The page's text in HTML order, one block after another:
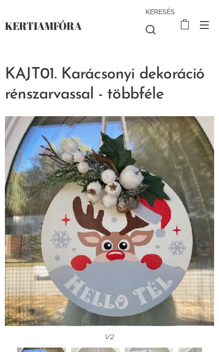
KERTIAMFÓRA
KERESÉS
KAJT01. Karácsonyi dekoráció
rénszarvassal - többféle
V2
V2
V1
V1
V3
V2